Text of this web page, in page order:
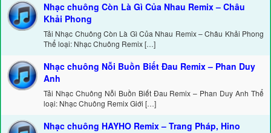
Nhạc chuông Còn Là Gì Của Nhau Remix – Châu
Khải Phong
Tải Nhạc Chuông Còn Là Gì Của Nhau Remix – Châu Khải Phong
Thể loại: Nhạc Chuông Remix […]
Nhạc chuông Nỗi Buồn Biết Đau Remix – Phan Duy
Anh
Tải Nhạc Chuông Nỗi Buồn Biết Đau Remix – Phan Duy Anh Thể
loại: Nhạc Chuông Remix Giới […]
Nhạc chuông HAYHO Remix – Trang Pháp, Hino